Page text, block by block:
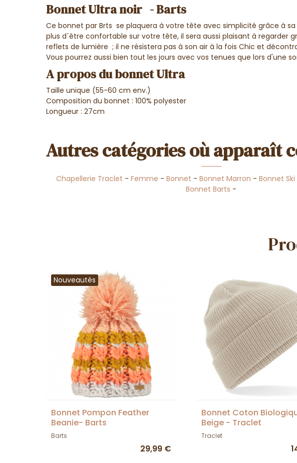
Bonnet Ultra noir - Barts
Ce bonnet par Brts se plaquera à votre tête avec simplicité grâce à sa
plus d´être confortable sur votre tête, il sera aussi plaisant à regarder
reflets de lumière ; il ne résistera pas à son air à la fois Chic et
Vous pourrez aussi bien tout les jours avec vos tenues que lors d'une
A propos du bonnet Ultra
Taille unique (55-60 cm env.)
Composition du bonnet : 100% polyester
Longueur : 27cm
Autres catégories où apparaît
Chapellerie Traclet - Femme - Bonnet - Bonnet Marron - Bonnet Ski
Bonnet Barts -
Nouveautés
Bonnet Pompon Feather
Beanie- Barts
Barts
29,99 €
Bonnet Coton
Beige - Traclet
Traclet